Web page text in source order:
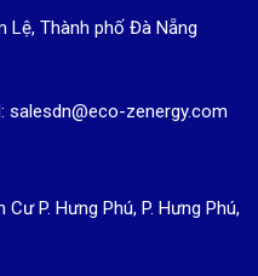
Lệ, Thành phố Đà Nẵng
salesdn@eco-zenergy.com
P. Hưng Phú, P. Hưng Phú,